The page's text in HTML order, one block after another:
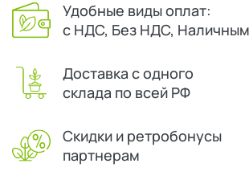
Удобные виды оплат:
с НДС, Без НДС,
Доставка с одного
склада по всей РФ
Скидки и ретробонусы
партнерам